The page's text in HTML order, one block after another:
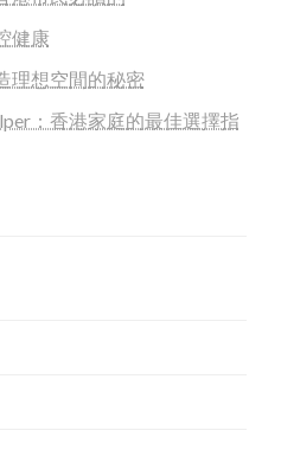
健康
理想空間的秘密
：香港家庭的最佳選擇指